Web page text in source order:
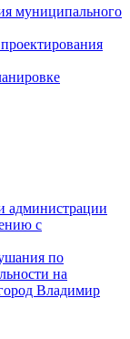
муниципального
администрации
с
по
на
Владимир